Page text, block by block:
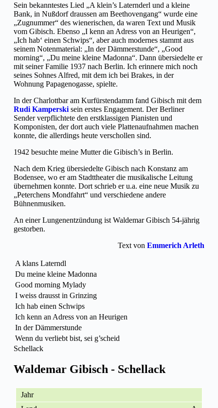
Sein bekanntestes Lied „A klein’s Laternderl und a kleine
Bank, in Nußdorf draussen am Beethovengang“ wurde eine
„Zugnummer“ des wienerischen, da waren Text und Musik
vom Gibisch. Ebenso „I kenn an Adress von an Heurigen“,
„Ich hab‘ einen Schwips“, aber auch modernes stammt aus
seinem Notenmaterial: „In der Dämmerstunde“, „Good
morning“, „Du meine kleine Madonna“. Dann übersiedelte er
mit seiner Familie 1937 nach Berlin. Ich erinnere mich noch
seines Sohnes Alfred, mit dem ich bei Brakes, in der
Wohnung Papagenogasse, spielte.
In der Charlottbar am Kurfürstendamm fand Gibisch mit dem
Rudi Kamperski sein erstes Engagement. Der Berliner
Sender verpflichtete den erstklassigen Pianisten und
Komponisten, der dort auch viele Plattenaufnahmen machen
konnte, die allerdings heute verschollen sind.
1942 besuchte meine Mutter die Gibisch’s in Berlin.
Nach dem Krieg übersiedelte Gibisch nach Konstanz am
Bodensee, wo er am Stadttheater die musikalische Leitung
übernehmen konnte. Dort schrieb er u.a. eine neue Musik zu
„Peterchens Mondfahrt“ und verschiedene andere
Bühnenmusiken.
An einer Lungenentzündung ist Waldemar Gibisch 54-jährig
gestorben.
Text von Emmerich Arleth
A klans Laterndl
Du meine kleine Madonna
Good morning Mylady
I weiss drausst in Grinzing
Ich hab einen Schwips
Ich kenn an Adress von an Heurigen
In der Dämmerstunde
Wenn du verliebt bist, sei g’scheid
Schellack
Waldemar Gibisch - Schellack